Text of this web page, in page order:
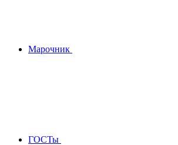
Марочник
ГОСТы